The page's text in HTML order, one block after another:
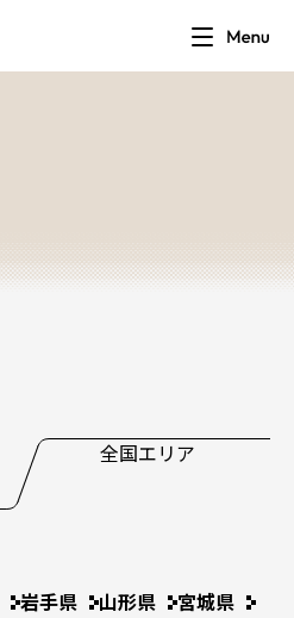
全国エリア
岩手県 山形県
宮城県